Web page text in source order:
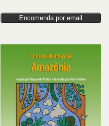
Encomenda por email